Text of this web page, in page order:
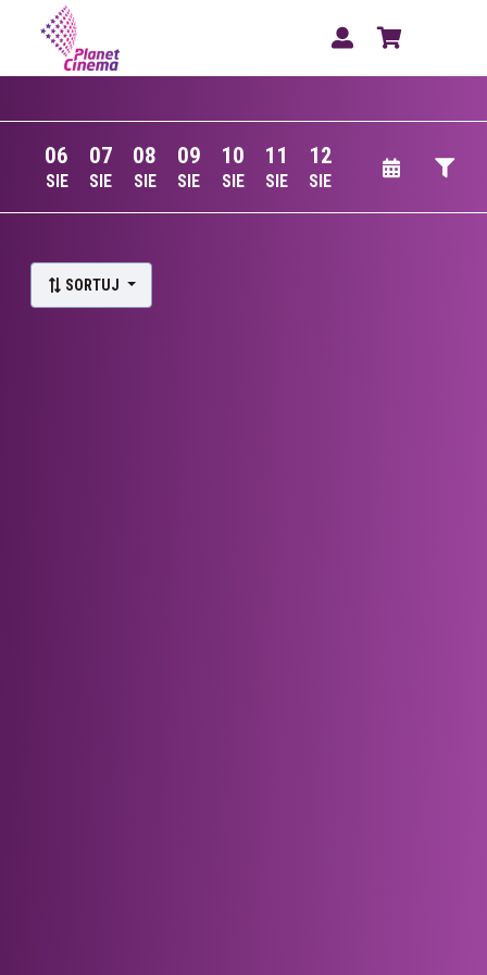
06
SIE
07
SIE
08
SIE
09
SIE
10
SIE
11
SIE
12
SIE
Lista wydarzeń:
SORTUJ